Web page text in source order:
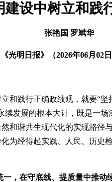
建设中树立和践
张艳国 罗斌华
《光明日报》（2026年06月02日
践行正确政绩观，就要“
发展的根本大计，既是一
和谐共生现代化的实现路
经得起实践、人民、历史
一，在守底线、提质量中推动